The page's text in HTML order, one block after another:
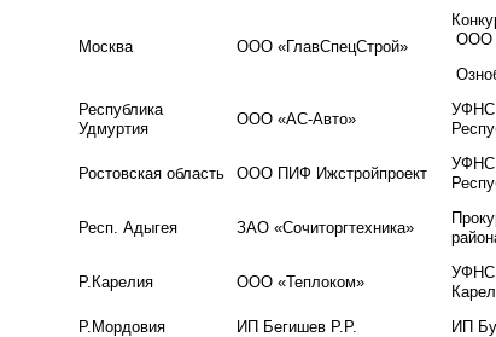
Москва ООО «ГлавСпецСтрой»
ООО
Республика
Удмуртия
ООО «АС-Авто»
УФНС
Ростовская область ООО ПИФ Ижстройпроект
УФНС
Респ. Адыгея ЗАО «Сочиторгтехника»
Р.Карелия ООО «Теплоком»
УФНС
Р.Мордовия ИП Бегишев Р.Р. ИП